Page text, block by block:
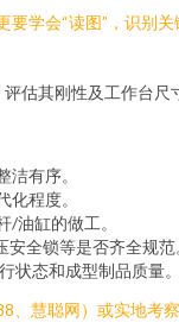
要学会“读图”，识别关
评估其刚性及工作台尺
有序。
程度。
/油缸的做工。
安全锁等是否齐全规范
状态和成型制品质量
、慧聪网）或实地考